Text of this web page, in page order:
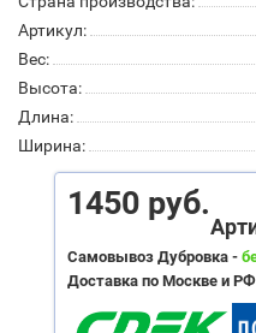
Артикул:
Вес:
Высота:
Длина:
Ширина:
1450 руб.
Самовывоз Дубровка -
Доставка по Москве и